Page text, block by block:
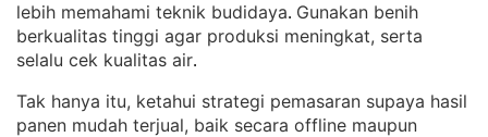
lebih memahami teknik budidaya. Gunakan benih
berkualitas tinggi agar produksi meningkat, serta
selalu cek kualitas air.
Tak hanya itu, ketahui strategi pemasaran supaya hasil
panen mudah terjual, baik secara offline maupun